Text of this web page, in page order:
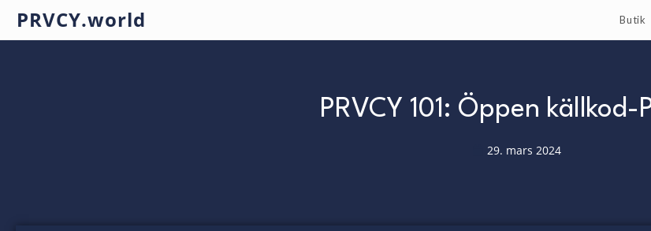
PRVCY.world Butik
PRVCY 101: Öppen källkod-
29. mars 2024